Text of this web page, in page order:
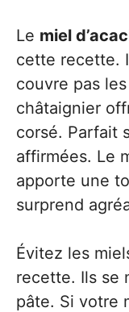
Le miel
cette recette.
couvre pas
châtaignier
corsé. Parfait
affirmées. Le
apporte une
surprend
Évitez les
recette. Ils se
pâte. Si votre